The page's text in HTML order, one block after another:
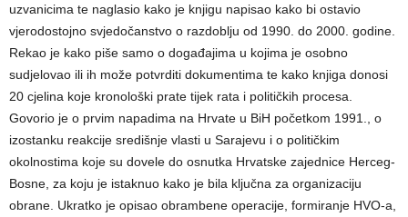
uzvanicima te naglasio kako je knjigu napisao kako bi ostavio
vjerodostojno svjedočanstvo o razdoblju od 1990. do 2000. godine.
Rekao je kako piše samo o događajima u kojima je osobno
sudjelovao ili ih može potvrditi dokumentima te kako knjiga donosi
20 cjelina koje kronološki prate tijek rata i političkih procesa.
Govorio je o prvim napadima na Hrvate u BiH početkom 1991., o
izostanku reakcije središnje vlasti u Sarajevu i o političkim
okolnostima koje su dovele do osnutka Hrvatske zajednice Herceg-
Bosne, za koju je istaknuo kako je bila ključna za organizaciju
obrane. Ukratko je opisao obrambene operacije, formiranje HVO-a,